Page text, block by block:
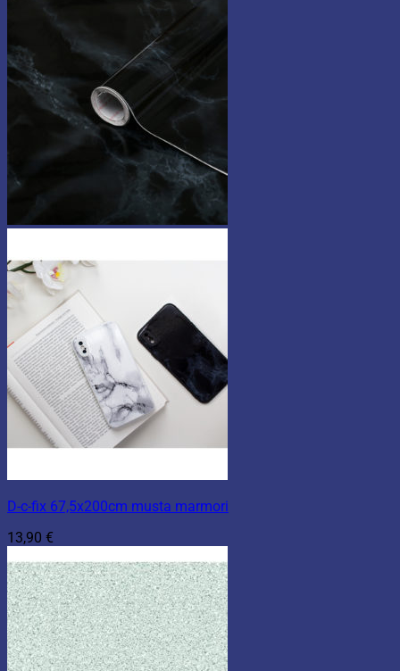
D-c-fix 67,5x200cm musta marmori
13,90 €